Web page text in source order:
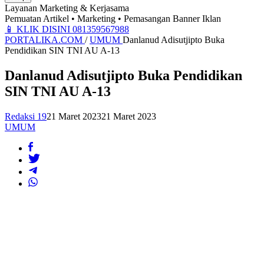
Layanan Marketing & Kerjasama
Pemuatan Artikel • Marketing • Pemasangan Banner Iklan
📱 KLIK DISINI 081359567988
PORTALIKA.COM / UMUM Danlanud Adisutjipto Buka
Pendidikan SIN TNI AU A-13
Danlanud Adisutjipto Buka Pendidikan
SIN TNI AU A-13
Redaksi 1921 Maret 202321 Maret 2023
UMUM